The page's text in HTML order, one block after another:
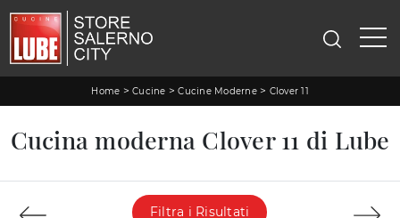
Home > Cucine >Cucine Moderne > Clover 11
Cucina moderna Clover 11 di Lube
Filtra i Risultati